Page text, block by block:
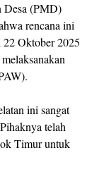
Desa (PMD)
rencana ini
22 Oktober 2025
ini sangat
telah
Timur untuk